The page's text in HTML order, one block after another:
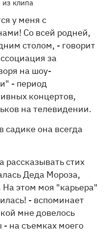
клипа
у меня с
Со всей родней,
столом, - говорит
за
на шоу-
- период
концертов,
на телевидении.
садике она всегда
стих
Деда Мороза,
На этом моя "карьера"
- вспоминает
мне довелось
на съемках моего